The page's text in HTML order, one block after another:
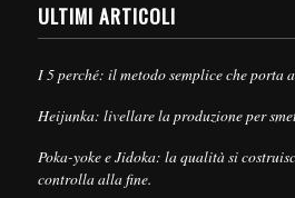
ULTIMI ARTICOLI
I 5 perché: il metodo semplice che porta
Heijunka: livellare la produzione per
Poka-yoke e Jidoka: la qualità si
controlla alla fine.